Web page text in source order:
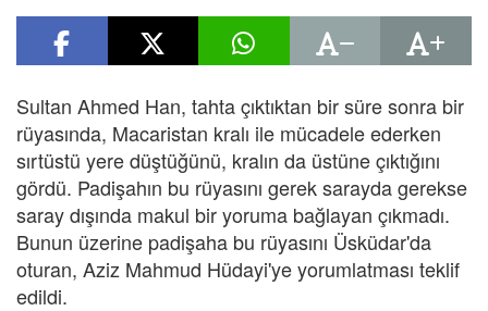
Sultan Ahmed Han, tahta çıktıktan bir süre sonra bir
rüyasında, Macaristan kralı ile mücadele ederken
sırtüstü yere düştüğünü, kralın da üstüne çıktığını
gördü. Padişahın bu rüyasını gerek sarayda gerekse
saray dışında makul bir yoruma bağlayan çıkmadı.
Bunun üzerine padişaha bu rüyasını Üsküdar'da
oturan, Aziz Mahmud Hüdayi'ye yorumlatması teklif
edildi.